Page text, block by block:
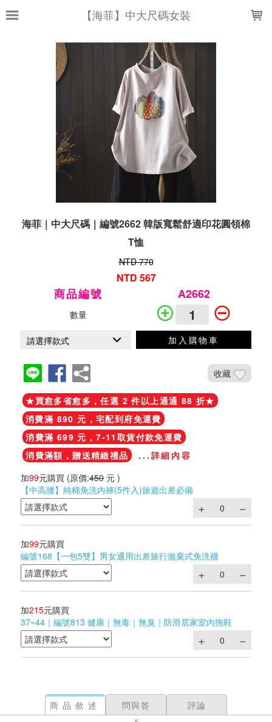
【海菲】中大尺碼女裝
海菲｜中大尺碼｜編號2662 韓版寬鬆舒適印花圓領棉
T恤
NTD 770
NTD 567
商品編號 A2662
數量
加入購物車
收藏
★買愈多省愈多，任選 2 件以上通通 88 折★
消費滿 890 元，宅配到府免運費
消費滿 699 元，7-11取貨付款免運費
消費滿額，贈送精緻禮品
...詳細內容
加99元購買 (原價:450 元 )
【中高腰】純棉免洗內褲(5件入)旅遊出差必備
加99元購買
編號168【一包5雙】男女通用出差旅行拋棄式免洗襪
加215元購買
37~44｜編號813 健康｜無毒｜無臭｜防滑居家室內拖鞋
商品敘述 問與答 評論